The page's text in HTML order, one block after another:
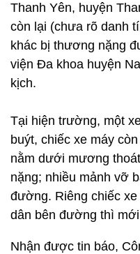
Thanh Yên, huyện
còn lại (chưa rõ danh
khác bị thương nặng
viện Đa khoa huyện
kịch.
Tại hiện trường, một
buýt, chiếc xe máy
nằm dưới mương
nặng; nhiều mảnh vỡ
đường. Riêng chiếc
dân bên đường thì
Nhận được tin báo,